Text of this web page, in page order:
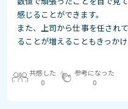
感じることができます。
また、上司から仕事を任され
ることが増えることもきっかけ
共感した
0
参考になった
0